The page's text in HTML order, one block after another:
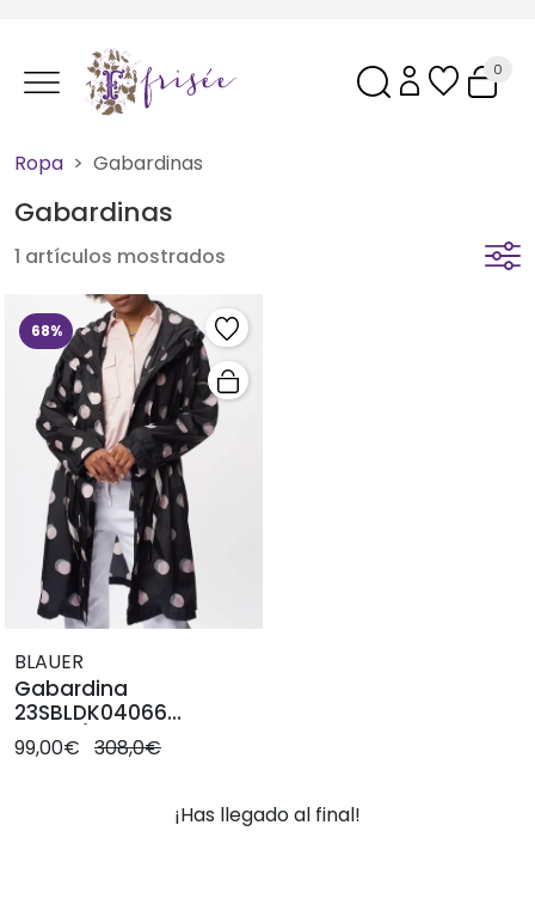
0
Ropa Gabardinas
Gabardinas
1 artículos mostrados
68%
BLAUER
Gabardina
23SBLDK04066
Negro/Lunares
99,00€ 308,0€
¡Has llegado al final!